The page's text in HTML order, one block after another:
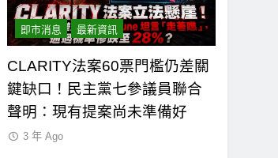
即市消息 最新資訊
CLARITY法案60票門檻仍差關
鍵缺口！民主黨七參議員聯合
聲明：現有提案尚未準備好
3 年 Ago